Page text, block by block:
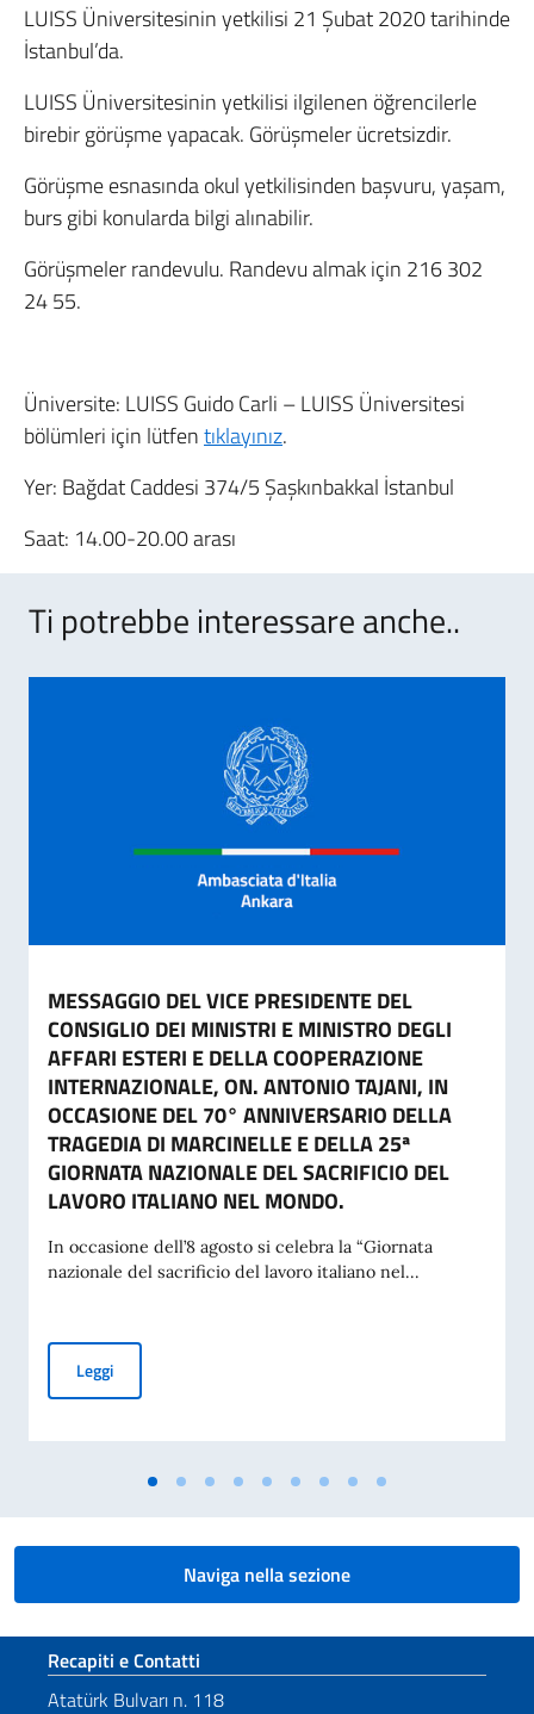
LUISS Üniversitesinin yetkilisi 21 Şubat 2020 tarihinde
İstanbul’da.
LUISS Üniversitesinin yetkilisi ilgilenen öğrencilerle
birebir görüşme yapacak. Görüşmeler ücretsizdir.
Görüşme esnasında okul yetkilisinden başvuru, yaşam,
burs gibi konularda bilgi alınabilir.
Görüşmeler randevulu. Randevu almak için 216 302
24 55.
Üniversite: LUISS Guido Carli – LUISS Üniversitesi
bölümleri için lütfentıklayınız.
Yer: Bağdat Caddesi 374/5 Şaşkınbakkal İstanbul
Saat: 14.00-20.00 arası
Ti potrebbe interessare anche..
MESSAGGIO DEL VICE PRESIDENTE DEL
CONSIGLIO DEI MINISTRI E MINISTRO DEGLI
AFFARI ESTERI E DELLA COOPERAZIONE
INTERNAZIONALE, ON. ANTONIO TAJANI, IN
OCCASIONE DEL 70° ANNIVERSARIO DELLA
TRAGEDIA DI MARCINELLE E DELLA 25ª
GIORNATA NAZIONALE DEL SACRIFICIO DEL
LAVORO ITALIANO NEL MONDO.
In occasione dell’8 agosto si celebra la “Giornata
nazionale del sacrificio del lavoro italiano nel...
LeggiMESSAGGIO DEL VICE PRESIDENTE DEL CONSIGLIO DEI
Naviga nella sezione
Sezione footer
Recapiti e Contatti
Atatürk Bulvarı n. 118